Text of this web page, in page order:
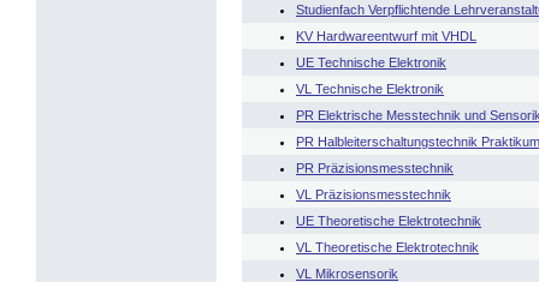
Studienfach Verpflichtende
KV Hardwareentwurf mit VHDL
UE Technische Elektronik
VL Technische Elektronik
PR Elektrische Messtechnik und
PR Halbleiterschaltungstechnik Praktikum
PR Präzisionsmesstechnik
VL Präzisionsmesstechnik
UE Theoretische Elektrotechnik
VL Theoretische Elektrotechnik
VL Mikrosensorik